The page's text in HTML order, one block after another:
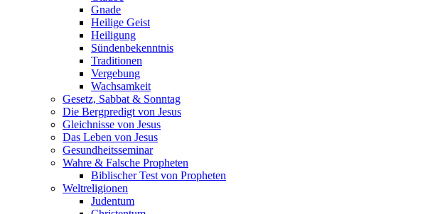
Gnade
Heilige Geist
Heiligung
Sündenbekenntnis
Traditionen
Vergebung
Wachsamkeit
Gesetz, Sabbat & Sonntag
Die Bergpredigt von Jesus
Gleichnisse von Jesus
Das Leben von Jesus
Gesundheitsseminar
Wahre & Falsche Propheten
Biblischer Test von Propheten
Weltreligionen
Judentum